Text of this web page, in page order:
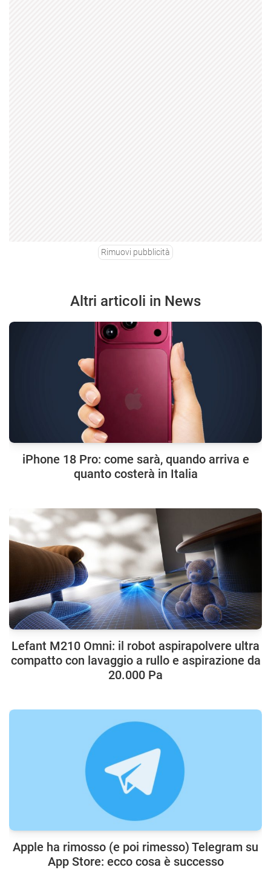
Rimuovi pubblicità
Altri articoli in News
iPhone 18 Pro: come sarà, quando arriva e
quanto costerà in Italia
Lefant M210 Omni: il robot aspirapolvere ultra
compatto con lavaggio a rullo e aspirazione da
20.000 Pa
Apple ha rimosso (e poi rimesso) Telegram su
App Store: ecco cosa è successo